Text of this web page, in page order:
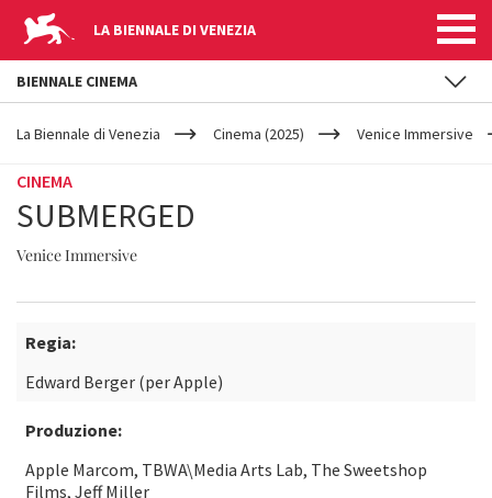
LA BIENNALE DI VENEZIA
YOUR
ARE
La Biennale di Venezia Cinema (2025) Venice Immersive
CINEMA
SUBMERGED
Venice Immersive
Regia:
Edward Berger (per Apple)
Produzione:
Apple Marcom, TBWA\Media Arts Lab, The Sweetshop
Films, Jeff Miller
BIENNALE CINEMA